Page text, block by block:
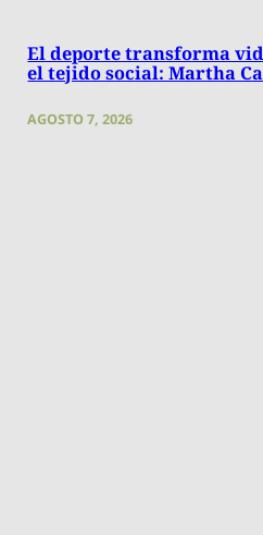
El deporte transforma
el tejido social: Martha
AGOSTO 7, 2026